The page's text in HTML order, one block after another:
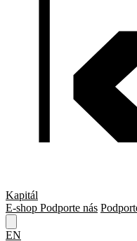
Kapitál
E-shop Podporte nás
EN